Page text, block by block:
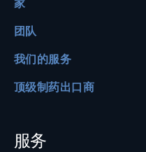
团队
我们的服务
顶级制药出口商
服务